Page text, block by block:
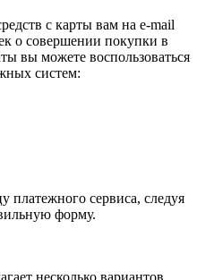
с карты вам на e-mail
о совершении покупки в
вы можете воспользоваться
систем:
платежного сервиса, следуя
форму.